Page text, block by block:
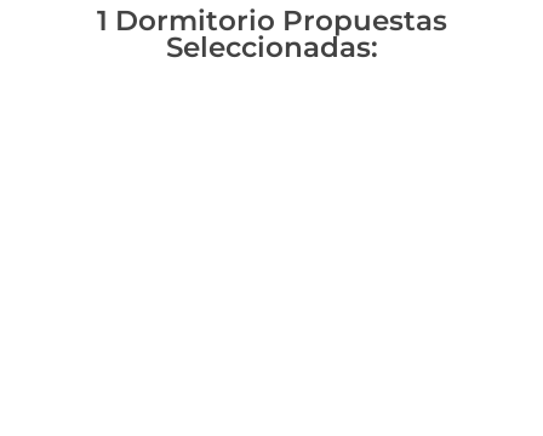
1 Dormitorio Propuestas
Seleccionadas: